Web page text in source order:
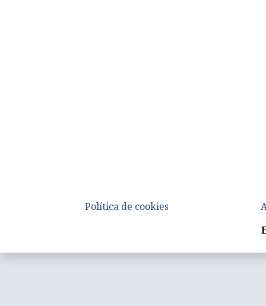
Política de cookies